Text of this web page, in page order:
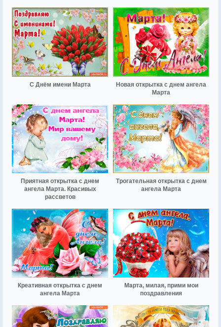
С Днём имени Марта
Новая открытка с днем ангела
Марта
Приятная открытка с днем
ангела Марта. Красивых
рассветов
Трогательная открытка с днем
ангела Марта
Креативная открытка с днем
ангела Марта
Марта, милая, прими мои
поздравления